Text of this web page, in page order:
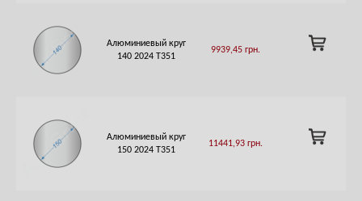
Алюминиевый круг
140 2024 Т351
9939,45 грн.
ADD
TO
Алюминиевый круг
150 2024 Т351
11441,93 грн.
ADD
TO